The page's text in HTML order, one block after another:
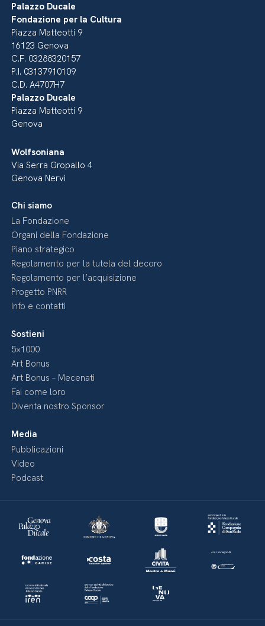
Palazzo Ducale
Fondazione per la Cultura
Piazza Matteotti 9
16123 Genova
C.F. 03288320157
P.I. 03137910109
C.D. A4707H7
Palazzo Ducale
Piazza Matteotti 9
Genova
Wolfsoniana
Via Serra Gropallo 4
Genova Nervi
Chi siamo
La Fondazione
Organi della Fondazione
Piano strategico
Regolamento per la tutela del decoro
Regolamento per l’acquisizione
Progetto PNRR
Info e contatti
Sostieni
5×1000
Art Bonus
Art Bonus – Mecenati
Fai come loro
Diventa nostro Sponsor
Media
Pubblicazioni
Video
Podcast